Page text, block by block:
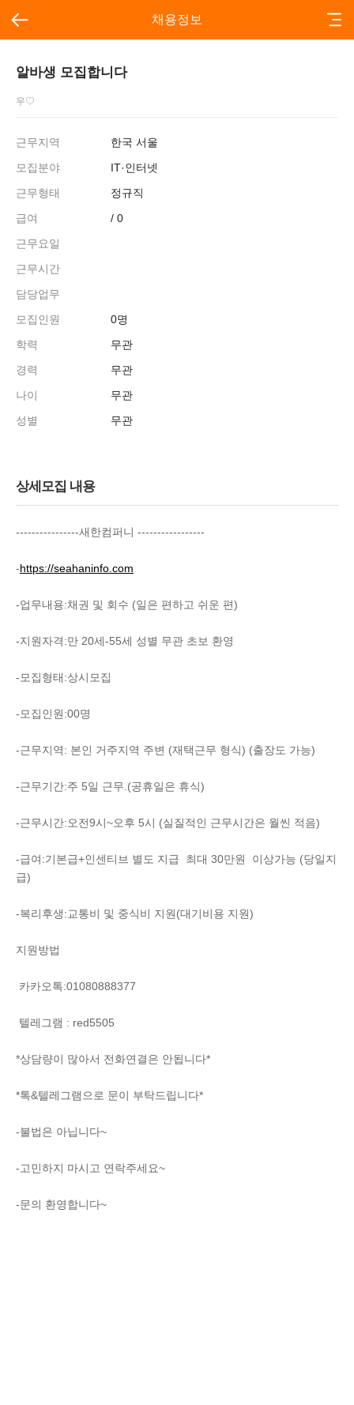
채용정보
알바생 모집합니다
우♡
근무지역
한국 서울
모집분야
IT·인터넷
근무형태
정규직
급여
/ 0
근무요일
근무시간
담당업무
모집인원
0명
학력
무관
경력
무관
나이
무관
성별
무관
상세모집 내용
----------------새한컴퍼니 -----------------
-https://seahaninfo.com
-업무내용:채권 및 회수 (일은 편하고 쉬운 편)
-지원자격:만 20세-55세 성별 무관 초보 환영
-모집형태:상시모집
-모집인원:00명
-근무지역: 본인 거주지역 주변 (재택근무 형식) (출장도 가능)
-근무기간:주 5일 근무.(공휴일은 휴식)
-근무시간:오전9시~오후 5시 (실질적인 근무시간은 월씬 적음)
-급여:기본급+인센티브 별도 지급 최대 30만원 이상가능 (당일지
급)
-복리후생:교통비 및 중식비 지원(대기비용 지원)
지원방법
카카오톡:01080888377
텔레그램 : red5505
*상담량이 많아서 전화연결은 안됩니다*
*톡&텔레그램으로 문이 부탁드립니다*
-불법은 아닙니다~
-고민하지 마시고 연락주세요~
-문의 환영합니다~